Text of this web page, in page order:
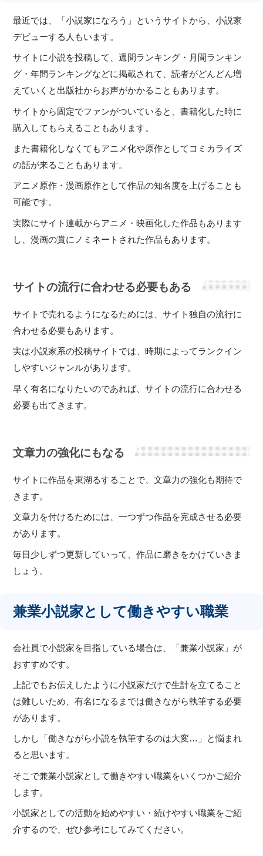
最近では、「小説家になろう」というサイトから、小説家
デビューする人もいます。
サイトに小説を投稿して、週間ランキング・月間ランキン
グ・年間ランキングなどに掲載されて、読者がどんどん増
えていくと出版社からお声がかかることもあります。
サイトから固定でファンがついていると、書籍化した時に
購入してもらえることもあります。
また書籍化しなくてもアニメ化や原作としてコミカライズ
の話が来ることもあります。
アニメ原作・漫画原作として作品の知名度を上げることも
可能です。
実際にサイト連載からアニメ・映画化した作品もあります
し、漫画の賞にノミネートされた作品もあります。
サイトの流行に合わせる必要もある
サイトで売れるようになるためには、サイト独自の流行に
合わせる必要もあります。
実は小説家系の投稿サイトでは、時期によってランクイン
しやすいジャンルがあります。
早く有名になりたいのであれば、サイトの流行に合わせる
必要も出てきます。
文章力の強化にもなる
サイトに作品を東湖るすることで、文章力の強化も期待で
きます。
文章力を付けるためには、一つずつ作品を完成させる必要
があります。
毎日少しずつ更新していって、作品に磨きをかけていきま
しょう。
兼業小説家として働きやすい職業
会社員で小説家を目指している場合は、「兼業小説家」が
おすすめです。
上記でもお伝えしたように小説家だけで生計を立てること
は難しいため、有名になるまでは働きながら執筆する必要
があります。
しかし「働きながら小説を執筆するのは大変…」と悩まれ
ると思います。
そこで兼業小説家として働きやすい職業をいくつかご紹介
します。
小説家としての活動を始めやすい・続けやすい職業をご紹
介するので、ぜひ参考にしてみてください。